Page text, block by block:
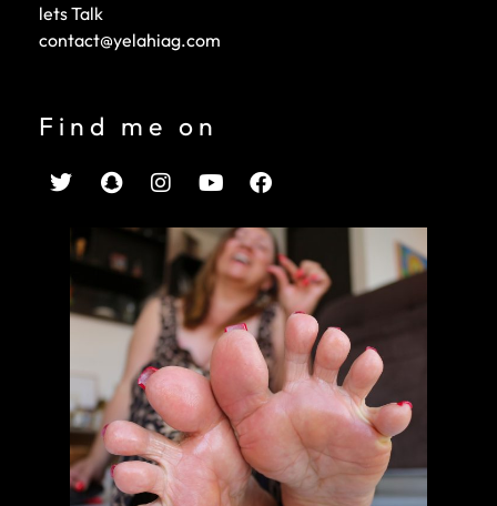
lets Talk
contact@yelahiag.com
Find me on